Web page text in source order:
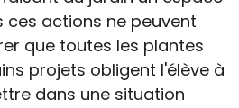
ces actions ne peuvent
que toutes les plantes
projets obligent l'élève à
dans une situation